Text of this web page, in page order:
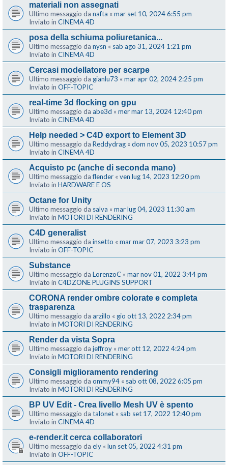
materiali non assegnati
Ultimo messaggio da nafta « mar set 10, 2024 6:55 pm
Inviato in CINEMA 4D
posa della schiuma poliuretanica...
Ultimo messaggio da nysn « sab ago 31, 2024 1:21 pm
Inviato in CINEMA 4D
Cercasi modellatore per scarpe
Ultimo messaggio da gianlu73 « mar apr 02, 2024 2:25 pm
Inviato in OFF-TOPIC
real-time 3d flocking on gpu
Ultimo messaggio da abe3d « mer mar 13, 2024 12:40 pm
Inviato in CINEMA 4D
Help needed > C4D export to Element 3D
Ultimo messaggio da Reddydrag « dom nov 05, 2023 10:57 pm
Inviato in CINEMA 4D
Acquisto pc (anche di seconda mano)
Ultimo messaggio daflender « ven lug 14, 2023 12:20 pm
Inviato in HARDWARE E OS
Octane for Unity
Ultimo messaggio da salva « mar lug 04, 2023 11:30 am
Inviato in MOTORI DI RENDERING
C4D generalist
Ultimo messaggio da insetto « mar mar 07, 2023 3:23 pm
Inviato in OFF-TOPIC
Substance
Ultimo messaggio da LorenzoC « mar nov 01, 2022 3:44 pm
Inviato in C4DZONE PLUGINS SUPPORT
CORONA render ombre colorate e completa
trasparenza
Ultimo messaggio da arzillo « gio ott 13, 2022 2:34 pm
Inviato in MOTORI DI RENDERING
Render da vista Sopra
Ultimo messaggio da jeffroy « mer ott 12, 2022 4:24 pm
Inviato in MOTORI DI RENDERING
Consigli miglioramento rendering
Ultimo messaggio da ommy94 « sab ott 08, 2022 6:05 pm
Inviato in MOTORI DI RENDERING
BP UV Edit - Crea livello Mesh UV è spento
Ultimo messaggio da talonet « sab set 17, 2022 12:40 pm
Inviato in CINEMA 4D
e-render.it cerca collaboratori
Ultimo messaggio da ely « lun set 05, 2022 4:31 pm
Inviato in OFF-TOPIC